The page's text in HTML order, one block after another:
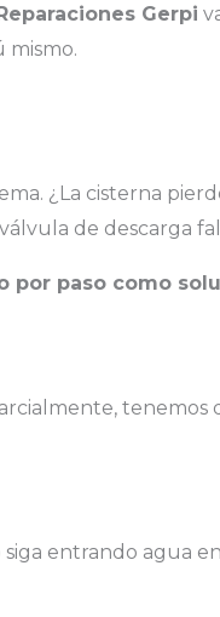
Gerpi
mismo.
¿La cisterna
de descarga
por paso como
tenemos
entrando agua en